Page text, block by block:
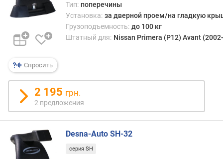
м
а
е
а
л
к
о
р
п
у
с
а
Спросить
Тип: поперечины
Установка: за дверной проем/на гладкую
Грузоподъемность: до 100 кг
Штатный для: Nissan Primera (P12) Avant
2 195 грн.
2 предложения
Desna-Auto SH-32
серия SH